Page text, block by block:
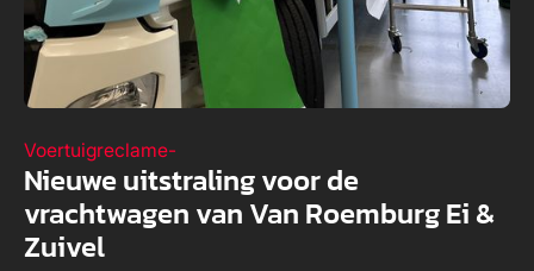
Voertuigreclame-
Nieuwe uitstraling voor de
vrachtwagen van Van Roemburg Ei &
Zuivel